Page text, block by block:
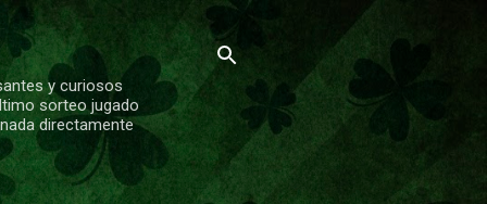
y curiosos
sorteo jugado
directamente